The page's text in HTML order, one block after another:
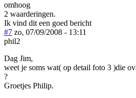
omhoog
2 waarderingen.
Ik vind dit een goed bericht
#7 zo, 07/09/2008 - 13:11
phil2
Dag Jim,
weet je soms wat( op detail foto 3 )die
?
Groetjes Philip.